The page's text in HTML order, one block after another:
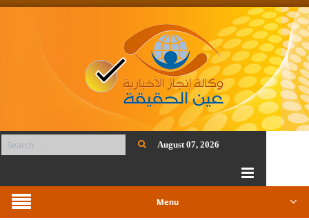
August 07, 2026
Menu